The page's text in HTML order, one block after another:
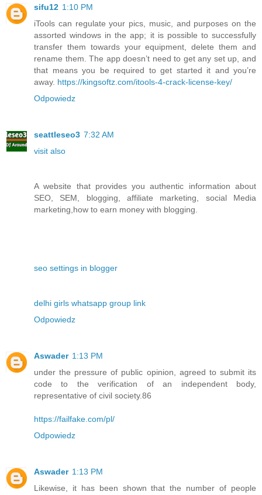
sifu12 1:10 PM
iTools can regulate your pics, music, and purposes on the
assorted windows in the app; it is possible to successfully
transfer them towards your equipment, delete them and
rename them. The app doesn’t need to get any set up, and
that means you be required to get started it and you’re
away. https://kingsoftz.com/itools-4-crack-license-key/
Odpowiedz
seattleseo3 7:32 AM
visit also
A website that provides you authentic information about
SEO, SEM, blogging, affiliate marketing, social Media
marketing,how to earn money with blogging.
seo settings in blogger
delhi girls whatsapp group link
Odpowiedz
Aswader 1:13 PM
under the pressure of public opinion, agreed to submit its
code to the verification of an independent body,
representative of civil society.86
https://failfake.com/pl/
Odpowiedz
Aswader 1:13 PM
Likewise, it has been shown that the number of people